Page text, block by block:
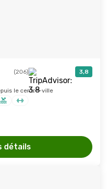
(206) 3,8
le centre-ville
détails